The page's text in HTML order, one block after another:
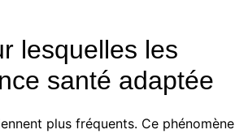
lesquelles les
santé adaptée
plus fréquents. Ce phénomène